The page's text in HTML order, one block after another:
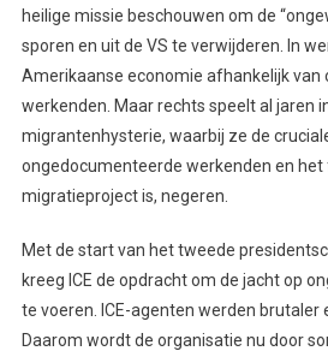
heilige missie beschouwen om de
sporen en uit de VS te verwijderen. In
Amerikaanse economie afhankelijk van
werkenden. Maar rechts speelt al jaren
migrantenhysterie, waarbij ze de
ongedocumenteerde werkenden en het
migratieproject is, negeren.
Met de start van het tweede
kreeg ICE de opdracht om de jacht op
te voeren. ICE-agenten werden brutaler
Daarom wordt de organisatie nu door